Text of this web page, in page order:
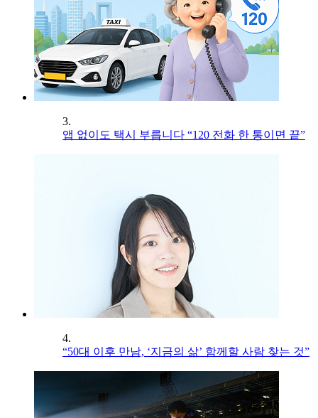
3.
앱 없이도 택시 부릅니다 “120 전화 한 통이면 끝”
4.
“50대 이후 만남, ‘지금의 삶’ 함께할 사람 찾는 것”